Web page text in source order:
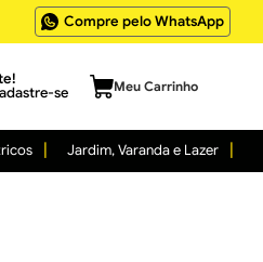
Compre pelo WhatsApp
se
Jardim, Varanda e Lazer